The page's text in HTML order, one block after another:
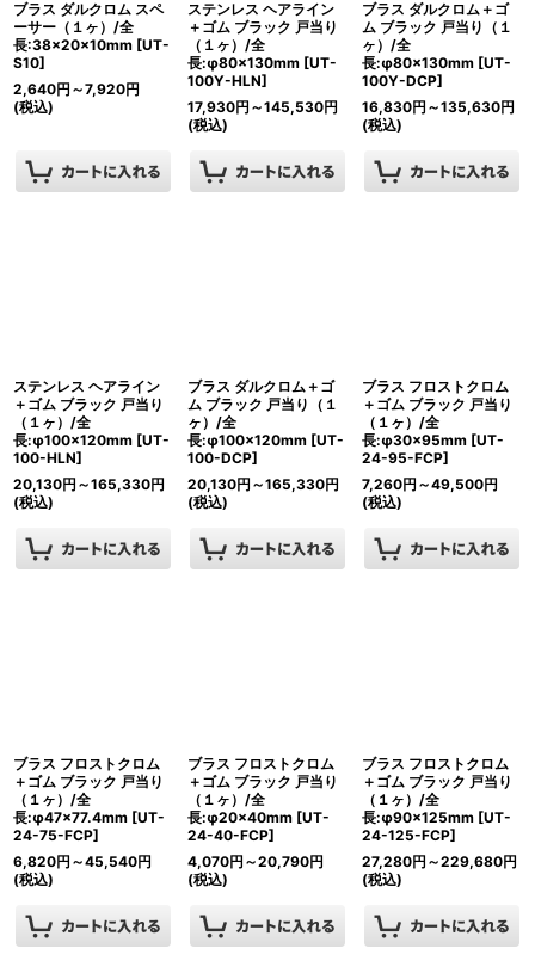
ブラス ダルクロム スペ
ーサー（１ヶ）/全
長:38×20×10mm [UT-
S10]
2,640円 ～7,920円
(税込)
ステンレス ヘアライン
＋ゴム ブラック 戸当り
（１ヶ）/全
長:φ80×130mm [UT-
100Y-HLN]
17,930円 ～145,530円
(税込)
ブラス ダルクロム＋ゴ
ム ブラック 戸当り（１
ヶ）/全
長:φ80×130mm [UT-
100Y-DCP]
16,830円 ～135,630円
(税込)
ステンレス ヘアライン
＋ゴム ブラック 戸当り
（１ヶ）/全
長:φ100×120mm [UT-
100-HLN]
20,130円 ～165,330円
(税込)
ブラス ダルクロム＋ゴ
ム ブラック 戸当り（１
ヶ）/全
長:φ100×120mm [UT-
100-DCP]
20,130円 ～165,330円
(税込)
ブラス フロストクロム
＋ゴム ブラック 戸当り
（１ヶ）/全
長:φ30×95mm [UT-
24-95-FCP]
7,260円 ～49,500円
(税込)
ブラス フロストクロム
＋ゴム ブラック 戸当り
（１ヶ）/全
長:φ47×77.4mm [UT-
24-75-FCP]
6,820円 ～45,540円
(税込)
ブラス フロストクロム
＋ゴム ブラック 戸当り
（１ヶ）/全
長:φ20×40mm [UT-
24-40-FCP]
4,070円 ～20,790円
(税込)
ブラス フロストクロム
＋ゴム ブラック 戸当り
（１ヶ）/全
長:φ90×125mm [UT-
24-125-FCP]
27,280円 ～229,680円
(税込)